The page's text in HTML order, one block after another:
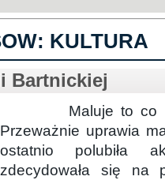
KULTURA
Bartnickiej
Maluje to co
Przeważnie uprawia
ostatnio polubiła
zdecydowała się na